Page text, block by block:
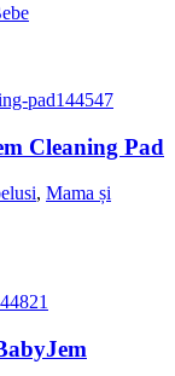
Cleaning Pad
, Mama și